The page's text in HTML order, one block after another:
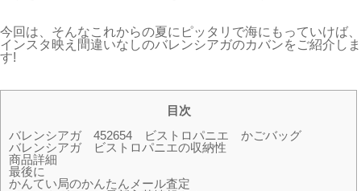
今回は、そんなこれからの夏にピッタリで海にもっていけば、
インスタ映え間違いなしのバレンシアガのカバンをご紹介しま
す!
目次
バレンシアガ 452654 ビストロパニエ かごバッグ
バレンシアガ ビストロパニエの収納性
商品詳細
最後に
かんてい局のかんたんメール査定